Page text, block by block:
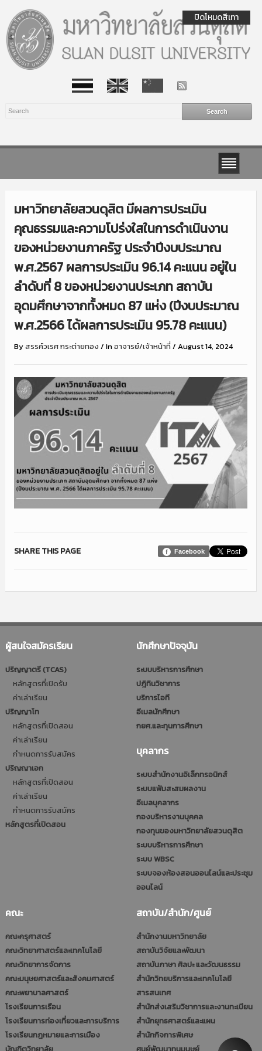
มหาวิทยาลัยสวนดุสิต มีผลการประเมิน
คุณธรรมและความโปร่งใสในการดำเนินงาน
ของหน่วยงานภาครัฐ ประจำปีงบประมาณ
พ.ศ.2567 ผลการประเมิน 96.14 คะแนน อยู่ใน
ลำดับที่ 8 ของหน่วยงานประเภท สถาบัน
อุดมศึกษาจากทั้งหมด 87 แห่ง (ปีงบประมาณ
พ.ศ.2566 ได้ผลการประเมิน 95.78 คะแนน)
Byสรรค์วเรศ กระต่ายทอง / Inอาจารย์/เจ้าหน้าที่/ August 14, 2024
Facebook
SHARE THIS PAGE
ผู้สนใจสมัครเรียน
ปริญญาตรี (TCAS)
หลักสูตรที่เปิดรับ
ค่าเล่าเรียน
ปริญญาโท
หลักสูตรที่เปิดสอน
ค่าเล่าเรียน
กำหนดการรับสมัคร
ปริญญาเอก
หลักสูตรที่เปิดสอน
ค่าเล่าเรียน
กำหนดการรับสมัคร
หลักสูตรที่เปิดสอน
นักศึกษาปัจจุบัน
ระบบบริหารการศึกษา
ปฎิทินวิชาการ
บริการไอที
อีเมลนักศึกษา
กยศ.และทุนการศึกษา
บุคลากร
ระบบสำนักงานอิเล็กทรอนิกส์
ระบบแฟ้มสะสมผลงาน
อีเมลบุคลากร
กองบริหารงานบุคคล
กองทุนของมหาวิทยาลัยสวนดุสิต
ระบบบริหารการศึกษา
ระบบ WBSC
ระบบจองห้องสอนออนไลน์และประชุม
ออนไลน์
คณะ
คณะครุศาสตร์
คณะวิทยาศาสตร์และเทคโนโลยี
คณะวิทยาการจัดการ
คณะมนุษยศาสตร์และสังคมศาสตร์
คณะพยาบาลศาสตร์
โรงเรียนการเรือน
โรงเรียนการท่องเที่ยวและการบริการ
โรงเรียนกฎหมายและการเมือง
สถาบัน/สำนัก/ศูนย์
สำนักงานมหาวิทยาลัย
สถาบันวิจัยและพัฒนา
สถาบันภาษา ศิลปะ และวัฒนธรรม
สำนักวิทยบริการและเทคโนโลยี
สารสนเทศ
สำนักส่งเสริมวิชาการและงานทะเบียน
สำนักยุทธศาสตร์และแผน
สำนักกิจการพิเศษ
ปิดโหมดสีเทา